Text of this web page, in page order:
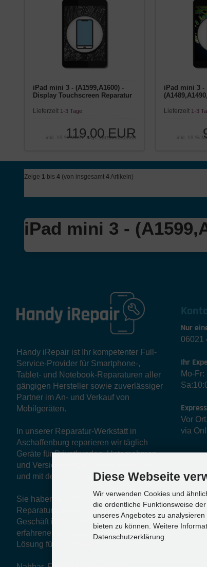
iPad mini 3 - (A1599,A1600) -
Display Touchscreen Reparatur
Lieferzeit 1-3 Tage
119,00 EUR
inkl. 19 % MwSt. zzgl.Versandkosten
iPad mini 3 -
Lieferzeit 1-3
inkl. 19 %
Zeige 1 bis 4 (von insgesamt 4Artikeln)
iPad mini 3 -
Handy iRepair ist Ihr kompetenter Full-
Service-Provider für Smartphone-,
Tablet- und Notebook-Reparaturen aller
gängigen Hersteller sowie zuverlässiger
Partner im An- und Verkauf von
Mobilgeräten.
In unserer Reparatur-Werkstatt in
Aschaffenburg reparieren wir täglich
Geräte für Privatkunden, Unternehmen
und Versicherungen in kürzester Zeit
und mit der bestmöglichen Qualität.
Sie haben die Wahl: Egal ob über
Reparaturauftrag online oder direkt im
Geschäft in Aschaffenburg, unser
erfahrenes Experten-Team findet eine
Lösung für Ihr Problem.
Nur
06021
Ihr
Mo-
Vor
via
Diese Webseite
Wir verwenden Cookies und
die ordentliche Funktionsweise
unseres Angebotes zu
bieten zu können. Weitere
Datenschutzerklärung.